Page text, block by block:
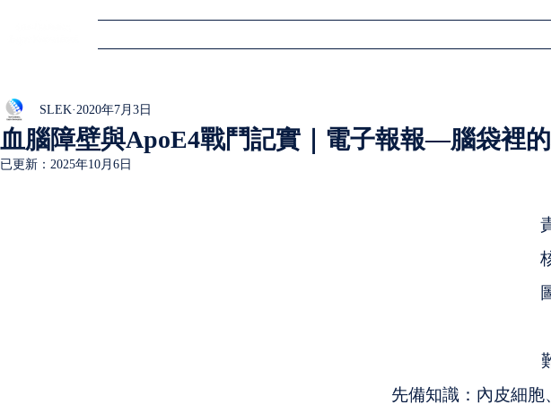
血腦障壁與ApoE4戰鬥記實｜電子報報—腦袋裡
SLEK 2020年7月3日
已更新： 2025年10月6日
先備知識：內皮細胞